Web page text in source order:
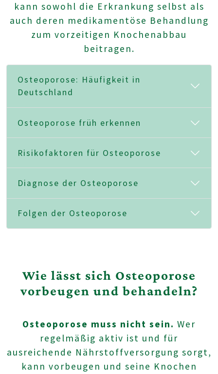
kann sowohl die Erkrankung selbst als
auch deren medikamentöse Behandlung
zum vorzeitigen Knochenabbau
beitragen.
Osteoporose: Häufigkeit in
Deutschland
Osteoporose früh erkennen
Risikofaktoren für Osteoporose
Diagnose der Osteoporose
Folgen der Osteoporose
Wie lässt sich Osteoporose
vorbeugen und behandeln?
Osteoporose muss nicht sein. Wer
regelmäßig aktiv ist und für
ausreichende Nährstoffversorgung sorgt,
kann vorbeugen und seine Knochen